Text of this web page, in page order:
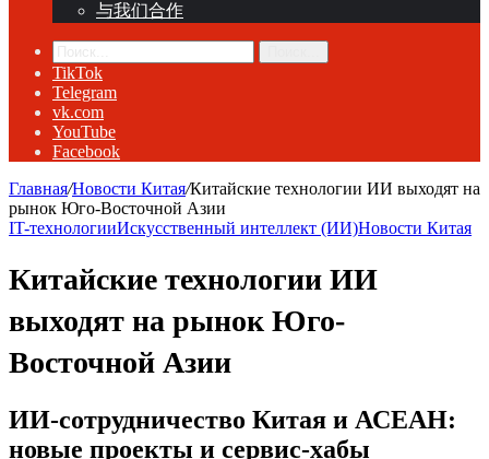
与我们合作
TikTok
Telegram
vk.com
YouTube
Facebook
Главная/Новости Китая/Китайские технологии ИИ выходят на
рынок Юго-Восточной Азии
IT-технологииИскусственный интеллект (ИИ)Новости Китая
Китайские технологии ИИ
выходят на рынок Юго-
Восточной Азии
ИИ-сотрудничество Китая и АСЕАН:
новые проекты и сервис-хабы